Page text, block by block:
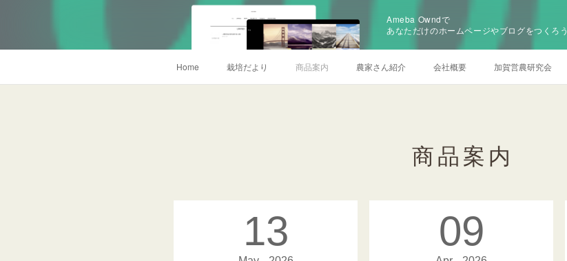
Ameba Owndで
あなただけのホームページやブログをつくろう
Home 栽培だより 商品案内 農家さん紹介 会社概要 加賀営農研究会
商品案内
13 09